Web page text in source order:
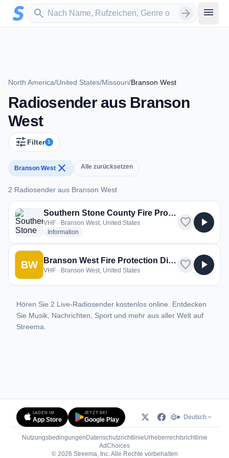
Zum Hauptinhalt springen
search
Sender suchen arrow_forward menu
North America/United States/Missouri/Branson West
Radiosender aus Branson
West
tune Filter 1
Branson West close Alle zurücksetzen
2 Radiosender aus Branson West
2 Radiosender aus Branson West
Southern Stone County Fire Protection District and EMS
VHF · Branson West, United States
Information
favorite play_arrow
BW Branson West Fire Protection District
VHF · Branson West, United States favorite play_arrow
Hören Sie 2 Live-Radiosender kostenlos online. Entdecken
Sie Musik, Nachrichten, Sport und mehr aus aller Welt auf
Streema.
LADEN IM
App Store
JETZT BEI
Google Play Deutsch
Nutzungsbedingungen DatenschutzrichtlinieUrheberrechtsrichtlinie
AdChoices(öffnet in neuem Tab)
© 2026 Streema, Inc. Alle Rechte vorbehalten